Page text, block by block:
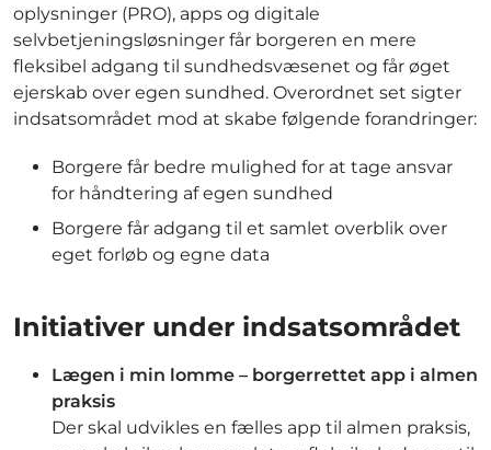
oplysninger (PRO), apps og digitale
selvbetjeningsløsninger får borgeren en mere
fleksibel adgang til sundhedsvæsenet og får øget
ejerskab over egen sundhed. Overordnet set sigter
indsatsområdet mod at skabe følgende forandringer:
Borgere får bedre mulighed for at tage ansvar
for håndtering af egen sundhed
Borgere får adgang til et samlet overblik over
eget forløb og egne data
Initiativer under indsatsområdet
Lægen i min lomme – borgerrettet app i almen
praksis
Der skal udvikles en fælles app til almen praksis,